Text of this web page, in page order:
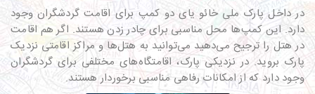
در داخل پارک ملی خائو یای دو کمپ برای اقامت گردشگران وجود
دارد. این کمپ‌ها محل مناسبی برای چادر زدن هستند. اگر هم اقامت
در هتل را ترجیح می‌دهید می‌توانید به هتل‌ها و مراکز اقامتی نزدیک
پارک بروید. در نزدیکی پارک، اقامتگاه‌های مختلفی برای گردشگران
وجود دارد که از امکانات رفاهی مناسبی برخوردار هستند.